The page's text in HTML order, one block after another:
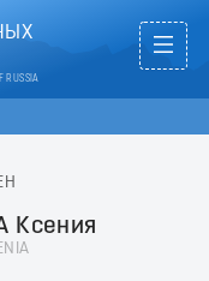
RUSSIA
Ксения